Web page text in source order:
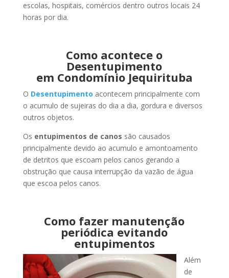
escolas, hospitais, comércios dentro outros locais 24
horas por dia.
Como acontece o
Desentupimento
em Condomínio Jequirituba
O Desentupimento acontecem principalmente com
o acumulo de sujeiras do dia a dia, gordura e diversos
outros objetos.
Os entupimentos de canos são causados
principalmente devido ao acumulo e amontoamento
de detritos que escoam pelos canos gerando a
obstrução que causa interrupção da vazão de água
que escoa pelos canos.
Como fazer manutenção
periódica evitando
entupimentos
Além
de